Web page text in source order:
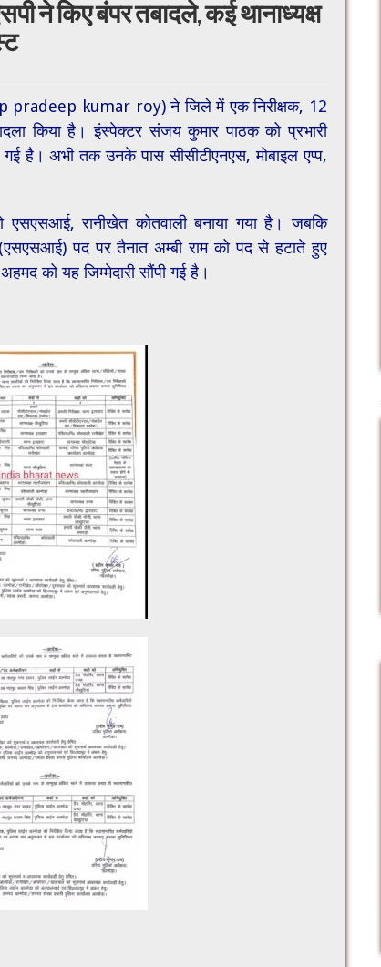
ने किए बंपर तबादले, कई थानाध्यक्ष
pradeep kumar roy) ने जिले में एक निरीक्षक, 12
किया है। इंस्पेक्टर संजय कुमार पाठक को प्रभारी
गई है। अभी तक उनके पास सीसीटीएनएस, मोबाइल एप्प,
को एसएसआई, रानीखेत कोतवाली बनाया गया है। जबकि
(एसएसआई) पद पर तैनात अम्बी राम को पद से हटाते हुए
को यह जिम्मेदारी सौंपी गई है।